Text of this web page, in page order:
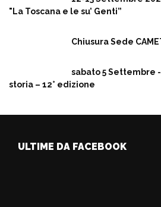
"La Toscana e le su’ Genti”
Chiusura Sede
sabato 5 Settembre
storia – 12° edizione
ULTIME DA FACEBOOK